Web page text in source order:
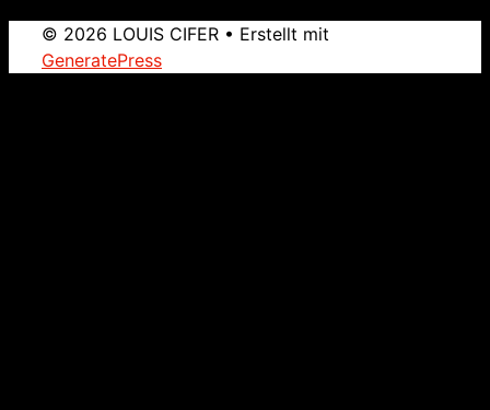
© 2026 LOUIS CIFER • Erstellt mit
GeneratePress